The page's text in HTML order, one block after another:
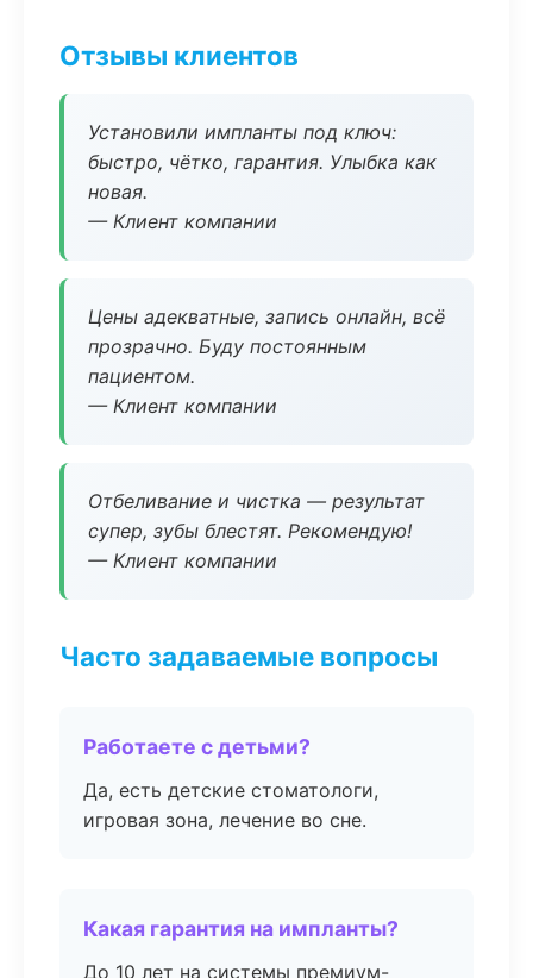
Отзывы клиентов
Установили импланты под ключ:
быстро, чётко, гарантия. Улыбка как
новая.
— Клиент компании
Цены адекватные, запись онлайн, всё
прозрачно. Буду постоянным
пациентом.
— Клиент компании
Отбеливание и чистка — результат
супер, зубы блестят. Рекомендую!
— Клиент компании
Часто задаваемые вопросы
Работаете с детьми?
Да, есть детские стоматологи,
игровая зона, лечение во сне.
Какая гарантия на импланты?
До 10 лет на системы премиум-